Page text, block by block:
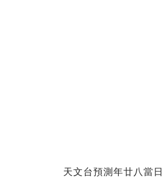
天文台預測年廿八當